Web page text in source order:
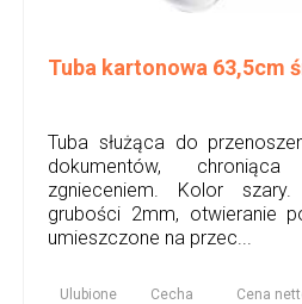
Tuba kartonowa 63,5cm
Tuba służąca do
dokumentów,
zgnieceniem. Kolor
grubości 2mm, otwieranie
umieszczone na przec...
Ulubione Cecha Cena